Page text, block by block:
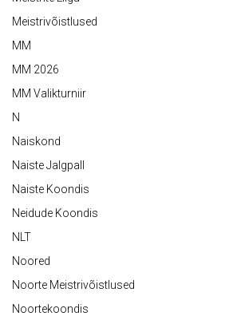
Meistrivõistlused
MM
MM 2026
MM Valikturniir
N
Naiskond
Naiste Jalgpall
Naiste Koondis
Neidude Koondis
NLT
Noored
Noorte Meistrivõistlused
Noortekoondis